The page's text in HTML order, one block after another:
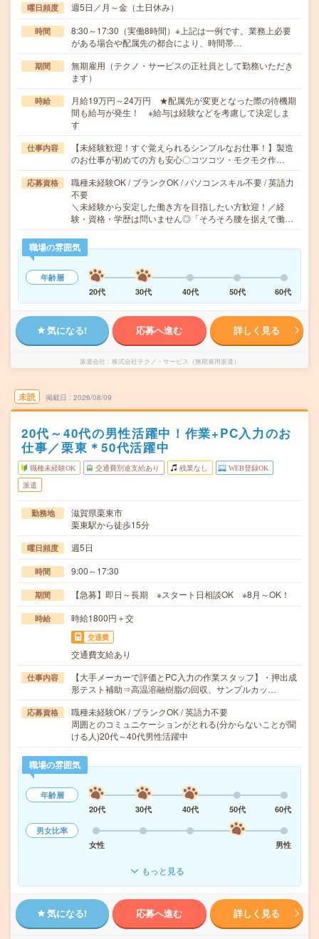
曜日頻度 週5日／月～金（土日休み）
時間
8:30～17:30（実働8時間）※上記は一例です。業務上必要
がある場合や配属先の都合により、時間帯…
期間
無期雇用（テクノ・サービスの正社員として勤務いただき
ます）
時給
月給19万円～24万円 ★配属先が変更となった際の待機期
間も給与が発生！ ※給与は経験などを考慮して決定しま
す
仕事内容
【未経験歓迎！すぐ覚えられるシンプルなお仕事！】製造
のお仕事が初めての方も安心〇コツコツ・モクモク作…
応募資格
職種未経験OK / ブランクOK / パソコンスキル不要 / 英語力
不要
＼未経験から安定した働き方を目指したい方歓迎！／経
験・資格・学歴は問いません◎「そろそろ腰を据えて働…
職場の雰囲気
年齢層
20代
30代 40代 50代 60代
気になる! 応募へ進む 詳しく見る
派遣会社 株式会社テクノ・サービス（無期雇用派遣）
未読 掲載日 2026/08/09
20代～40代の男性活躍中！作業+PC入力のお
仕事／栗東＊50代活躍中
職種未経験OK 交通費別途支給あり 残業なし WEB登録OK
派遣
勤務地
滋賀県栗東市
栗東駅から徒歩15分
曜日頻度 週5日
時間 9:00～17:30
期間 【急募】即日～長期 ※スタート日相談OK ※8月～OK！
時給 時給1800円＋交
交通費
交通費支給あり
仕事内容
【大手メーカーで評価とPC入力の作業スタッフ】・押出成
形テスト補助⇒高温溶融樹脂の回収、サンプルカッ…
応募資格
職種未経験OK / ブランクOK / 英語力不要
周囲とのコミュニケーションがとれる(分からないことが聞
ける人)20代～40代男性活躍中
職場の雰囲気
年齢層
20代
30代 40代 50代
60代
男女比率
女性
男性
もっと見る
気になる! 応募へ進む 詳しく見る